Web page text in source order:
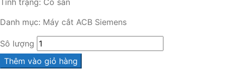
Danh mục: Máy cắt ACB Siemens
Sô lượng
Thêm vào giỏ hàng